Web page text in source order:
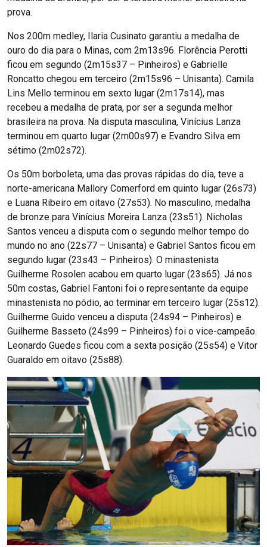
prova.
Nos 200m medley, Ilaria Cusinato garantiu a medalha de
ouro do dia para o Minas, com 2m13s96. Florência Perotti
ficou em segundo (2m15s37 – Pinheiros) e Gabrielle
Roncatto chegou em terceiro (2m15s96 – Unisanta). Camila
Lins Mello terminou em sexto lugar (2m17s14), mas
recebeu a medalha de prata, por ser a segunda melhor
brasileira na prova. Na disputa masculina, Vinícius Lanza
terminou em quarto lugar (2m00s97) e Evandro Silva em
sétimo (2m02s72).
Os 50m borboleta, uma das provas rápidas do dia, teve a
norte-americana Mallory Comerford em quinto lugar (26s73)
e Luana Ribeiro em oitavo (27s53). No masculino, medalha
de bronze para Vinícius Moreira Lanza (23s51). Nicholas
Santos venceu a disputa com o segundo melhor tempo do
mundo no ano (22s77 – Unisanta) e Gabriel Santos ficou em
segundo lugar (23s43 – Pinheiros). O minastenista
Guilherme Rosolen acabou em quarto lugar (23s65). Já nos
50m costas, Gabriel Fantoni foi o representante da equipe
minastenista no pódio, ao terminar em terceiro lugar (25s12).
Guilherme Guido venceu a disputa (24s94 – Pinheiros) e
Guilherme Basseto (24s99 – Pinheiros) foi o vice-campeão.
Leonardo Guedes ficou com a sexta posição (25s54) e Vitor
Guaraldo em oitavo (25s88).